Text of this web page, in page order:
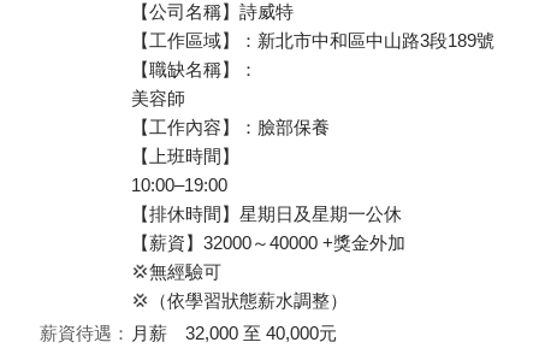
【公司名稱】詩威特
【工作區域】：新北市中和區中山路3段189號
【職缺名稱】：
美容師
【工作內容】：臉部保養
【上班時間】
10:00–19:00
【排休時間】星期日及星期一公休
【薪資】32000～40000 +獎金外加
💢無經驗可
💢（依學習狀態薪水調整）
薪資待遇： 月薪 32,000 至 40,000元